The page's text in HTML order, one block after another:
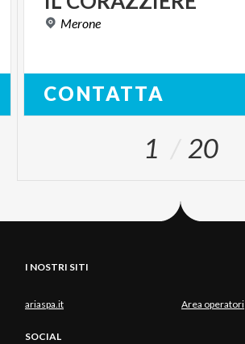
Merone
CONTATTA
1 20
I NOSTRI SITI
ariaspa.it Area operatori
SOCIAL